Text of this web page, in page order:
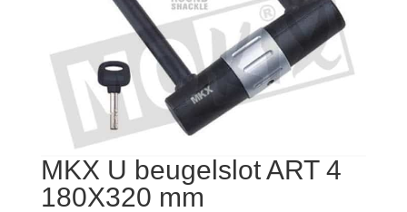
MKX U beugelslot ART 4
180X320 mm